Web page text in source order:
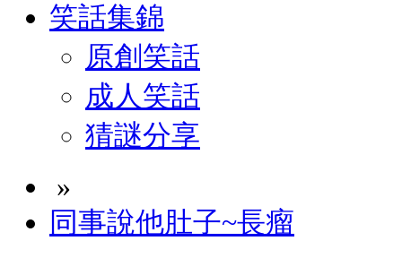
笑話集錦
原創笑話
成人笑話
猜謎分享
»
同事說他肚子~長瘤